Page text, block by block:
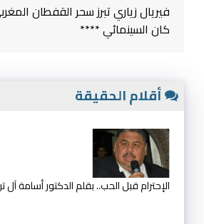
فيريال زياري تبرز سحر القفطان
كان السينمائي ****
أقلام الحقيقة
الإحترام قبل الحب.. بقلم الدكتور أسامة آل